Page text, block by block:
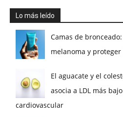
Lo más leído
Camas de
melanoma y
El aguacate y el
asocia a LDL más
cardiovascular